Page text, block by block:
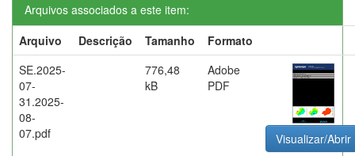
Arquivos associados a este item:
Arquivo
Descrição Tamanho
Formato
SE.2025-
07-
31.2025-
08-
07.pdf
776,48
kB
Adobe
PDF
Visualizar/Abrir